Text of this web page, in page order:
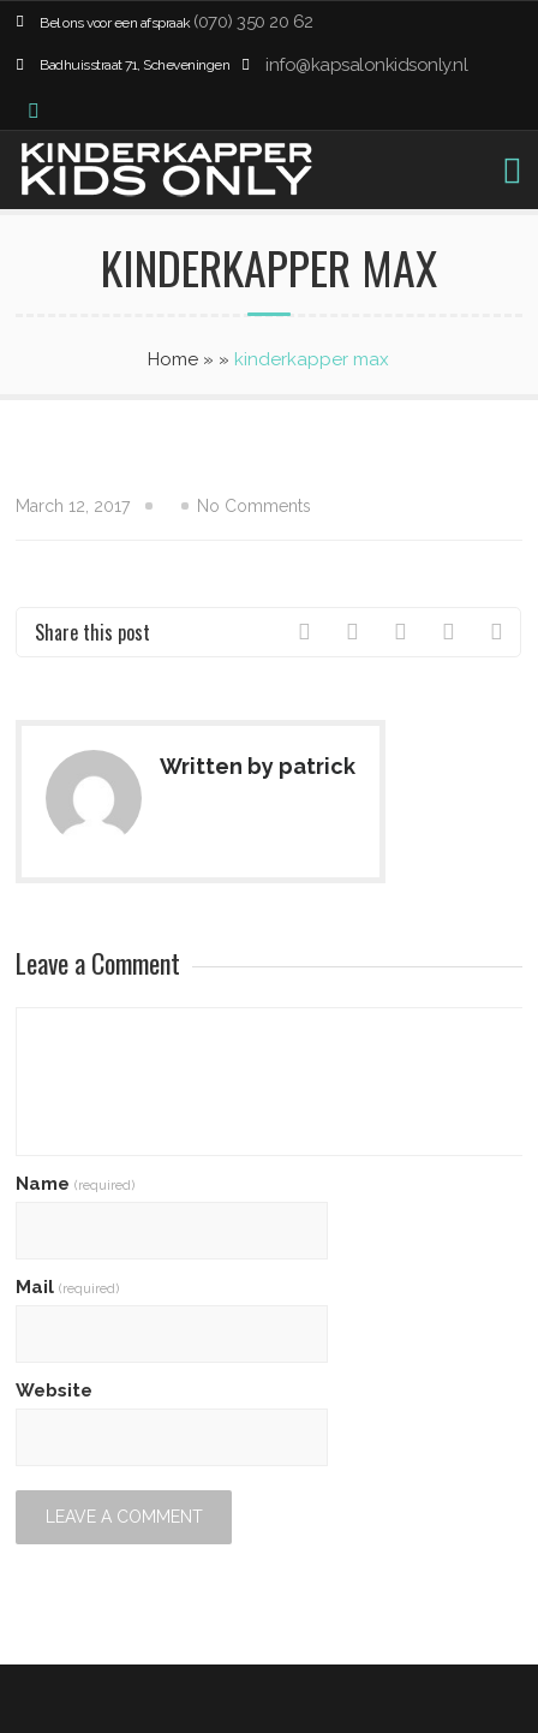
Bel ons voor een afspraak (070) 350 20 62
Badhuisstraat 71, Scheveningen info@kapsalonkidsonly.nl
KINDERKAPPER MAX
Home » » kinderkapper max
March 12, 2017 No Comments
Share this post
Written by patrick
Leave a Comment
Name(required)
Mail(required)
Website